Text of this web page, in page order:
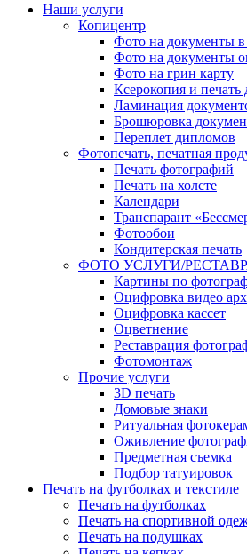
Наши услуги
Копицентр
Фото на документы
Фото на документы
Фото на грин карту
Ксерокопия и печать
Ламинация
Брошюровка
Переплет дипломов
Фотопечать, печатная
Печать фотографий
Печать на холсте
Календари
Транспарант
Фотообои
Кондитерская печать
ФОТО УСЛУГИ/
Картины по
Оцифровка видео
Оцифровка кассет
Оцветнение
Реставрация
Фотомонтаж
Прочие услуги
3D печать
Домовые знаки
Ритуальная
Оживление
Предметная съемка
Подбор татуировок
Печать на футболках и текстиле
Печать на футболках
Печать на спортивной
Печать на подушках